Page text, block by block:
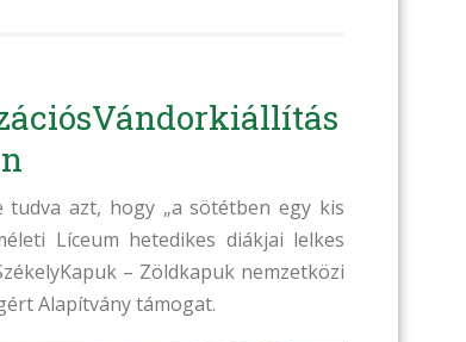
tudva azt, hogy „a sötétben egy kis
Líceum hetedikes diákjai lelkes
– Zöldkapuk nemzetközi
Alapítvány támogat.